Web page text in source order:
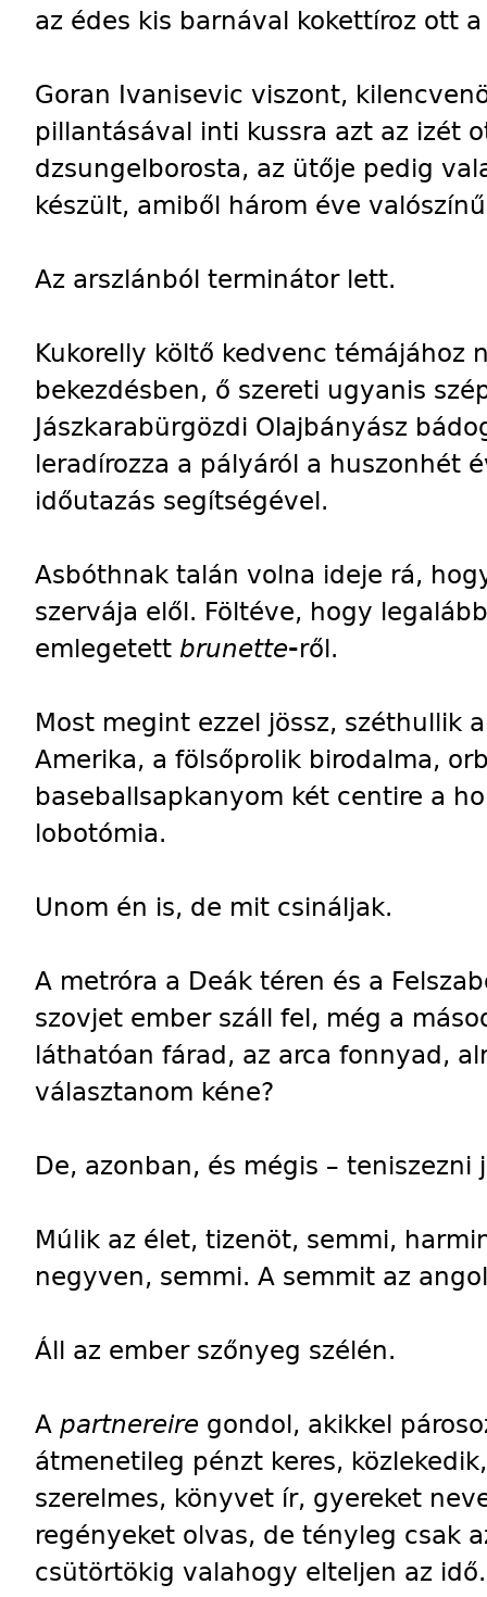
az édes kis barnával kokettíroz ott
Goran Ivanisevic viszont,
pillantásával inti kussra azt az izét
dzsungelborosta, az ütője pedig
készült, amiből három éve
Az arszlánból terminátor lett.
Kukorelly költő kedvenc témájához
bekezdésben, ő szereti ugyanis
Jászkarabürgözdi Olajbányász
leradírozza a pályáról a huszonhét
időutazás segítségével.
Asbóthnak talán volna ideje rá,
szervája elől. Föltéve, hogy
emlegetett brunette-ről.
Most megint ezzel jössz, széthullik
Amerika, a fölsőprolik birodalma,
baseballsapkanyom két centire a
lobotómia.
Unom én is, de mit csináljak.
A metróra a Deák téren és a
szovjet ember száll fel, még a
láthatóan fárad, az arca fonnyad,
választanom kéne?
De, azonban, és mégis – teniszezni
Múlik az élet, tizenöt, semmi,
negyven, semmi. A semmit az
Áll az ember szőnyeg szélén.
A partnereire gondol, akikkel
átmenetileg pénzt keres,
szerelmes, könyvet ír, gyereket
regényeket olvas, de tényleg csak
csütörtökig valahogy elteljen az